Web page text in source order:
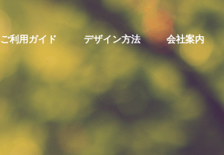
ご利用ガイド デザイン方法 会社案内